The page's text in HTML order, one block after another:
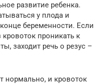
развитие ребенка.
у плода и
беременности. Если
кровоток проникать к
заходит речь о резус –
нормально, и кровоток